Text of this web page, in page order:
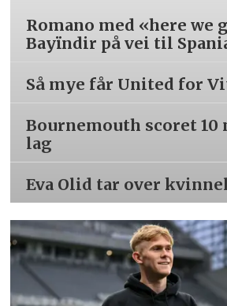
Romano med «here we
Bayïndir på vei til
Så mye får United for
Bournemouth scoret 10
lag
Eva Olid tar over